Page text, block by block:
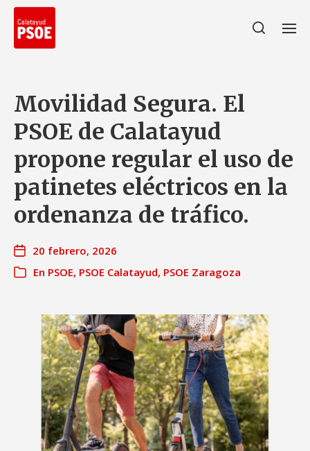
Movilidad Segura. El
PSOE de Calatayud
propone regular el uso de
patinetes eléctricos en la
ordenanza de tráfico.
20 febrero, 2026
En PSOE, PSOE Calatayud, PSOE Zaragoza